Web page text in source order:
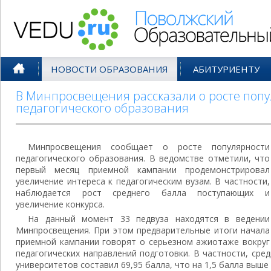
НОВОСТИ ОБРАЗОВАНИЯ АБИТУРИЕНТУ
В Минпросвещения рассказали о росте
педагогического образования
Минпросвещения сообщает о росте популярности
педагогического образования. В ведомстве отметили, что
первый месяц приемной кампании продемонстрировал
увеличение интереса к педагогическим вузам. В частности,
наблюдается рост среднего балла поступающих и
увеличение конкурса.
На данный момент 33 педвуза находятся в ведении
Минпросвещения. При этом предварительные итоги начала
приемной кампании говорят о серьезном ажиотаже вокруг
педагогических направлений подготовки. В частности,
университетов составил 69,95 балла, что на 1,5 балла